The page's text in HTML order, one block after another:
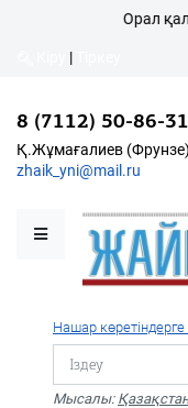
Қалалықтар
Қоғам
Дені сау ұлт
Спорт
Орал
|
8 (7112) 50-86-31
Қ.Жұмағалиев
zhaik_yni@mail.ru
Нашар
Мысалы: